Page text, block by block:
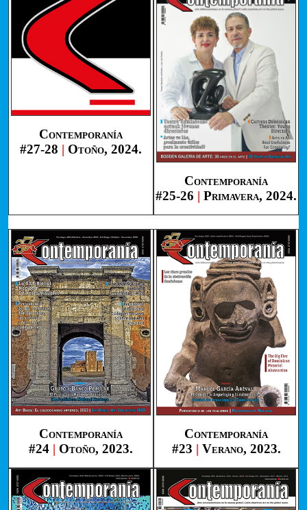
Contemporanía
#27-28 | Otoño, 2024.
Contemporanía
#25-26 | Primavera, 2024.
Contemporanía
#24 | Otoño, 2023.
Contemporanía
#23 | Verano, 2023.